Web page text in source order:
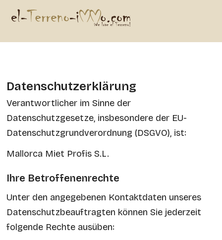
Datenschutzerklärung
Verantwortlicher im Sinne der
Datenschutzgesetze, insbesondere der EU-
Datenschutzgrundverordnung (DSGVO), ist:
Mallorca Miet Profis S.L.
Ihre Betroffenenrechte
Unter den angegebenen Kontaktdaten unseres
Datenschutzbeauftragten können Sie jederzeit
folgende Rechte ausüben: